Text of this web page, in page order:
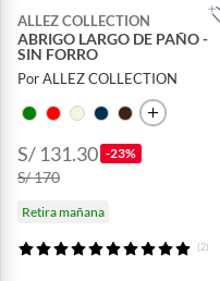
ALLEZ COLLECTION
ABRIGO LARGO DE PAÑO -
SIN FORRO
Por ALLEZ COLLECTION
S/ 131.30 -23%
S/ 170
Retira mañana
(2)